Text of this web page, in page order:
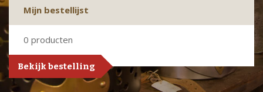
Mijn bestellijst
0 producten
Bekijk bestelling